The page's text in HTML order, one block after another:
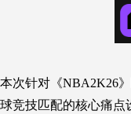
本次针对《NBA2K26
球竞技匹配的核心痛点